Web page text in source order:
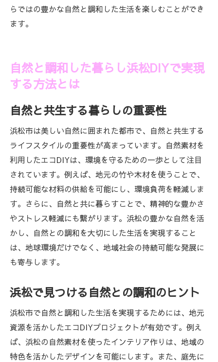
らではの豊かな自然と調和した生活を楽しむことができ
ます。
自然と調和した暮らし浜松DIYで実現
する方法とは
自然と共生する暮らしの重要性
浜松市は美しい自然に囲まれた都市で、自然と共生する
ライフスタイルの重要性が高まっています。自然素材を
利用したエコDIYは、環境を守るための一歩として注目
されています。例えば、地元の竹や木材を使うことで、
持続可能な材料の供給を可能にし、環境負荷を軽減しま
す。さらに、自然と共に暮らすことで、精神的な豊かさ
やストレス軽減にも繋がります。浜松の豊かな自然を活
かし、自然との調和を大切にした生活を実現すること
は、地球環境だけでなく、地域社会の持続可能な発展に
も寄与します。
浜松で見つける自然との調和のヒント
浜松市で自然と調和した生活を実現するためには、地元
資源を活かしたエコDIYプロジェクトが有効です。例え
ば、浜松の自然素材を使ったインテリア作りは、地域の
特色を活かしたデザインを可能にします。また、庭先に